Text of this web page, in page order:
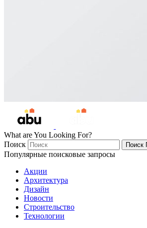
What are You Looking For?
Поиск
Поиск
Популярные поисковые запросы
Акции
Архитектура
Дизайн
Новости
Строительство
Технологии